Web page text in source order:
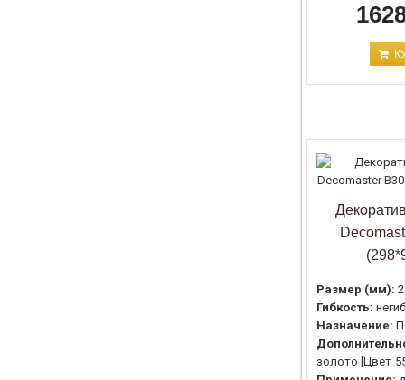
Размер (мм):
Гибкость:
Назначение:
золото [Цвет